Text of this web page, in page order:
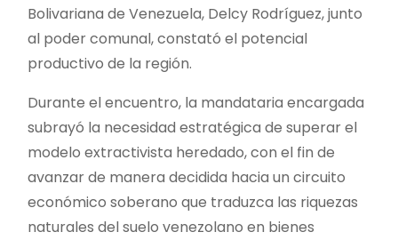
Bolivariana de Venezuela, Delcy Rodríguez, junto
al poder comunal, constató el potencial
productivo de la región.
Durante el encuentro, la mandataria encargada
subrayó la necesidad estratégica de superar el
modelo extractivista heredado, con el fin de
avanzar de manera decidida hacia un circuito
económico soberano que traduzca las riquezas
naturales del suelo venezolano en bienes